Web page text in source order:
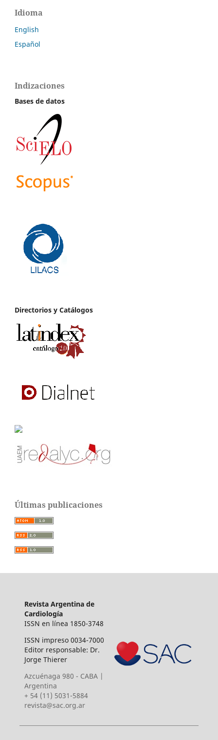
Idioma
English
Español
Indizaciones
Bases de datos
Directorios y Catálogos
Últimas publicaciones
Revista Argentina de
Cardiología
ISSN en línea 1850-3748
ISSN impreso 0034-7000
Editor responsable: Dr.
Jorge Thierer
Azcuénaga 980 - CABA |
Argentina
+ 54 (11) 5031-5884
revista@sac.org.ar